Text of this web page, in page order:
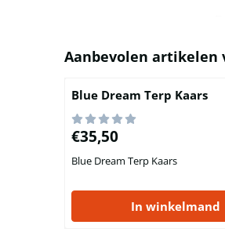
Aanbevolen artikelen
Blue Dream Terp Kaars
Prijs: 35,50
€35,50
Blue Dream Terp Kaars
In winkelmand